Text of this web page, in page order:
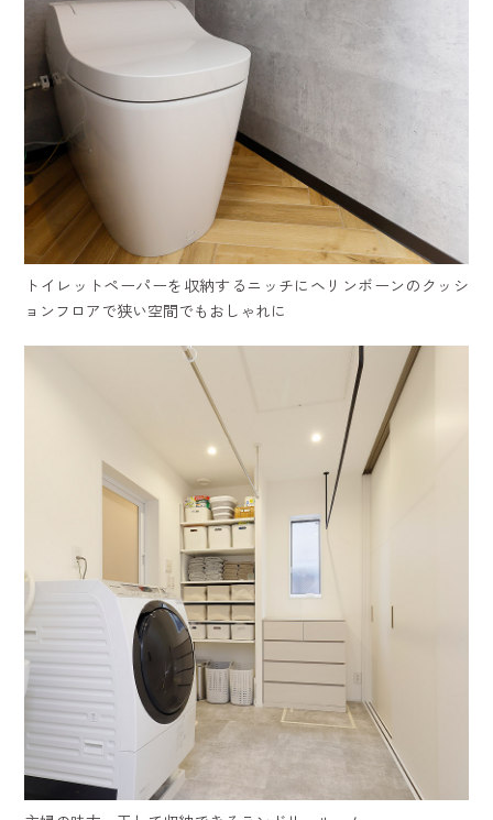
トイレットペーパーを収納するニッチにヘリンボーンのクッシ
ョンフロアで狭い空間でもおしゃれに